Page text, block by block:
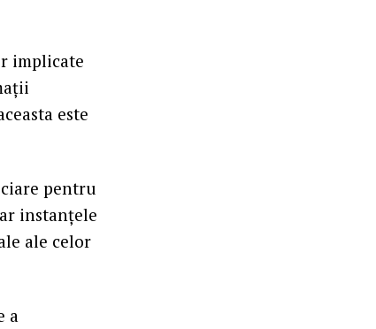
implicate
este
pentru
instanțele
ale celor
a